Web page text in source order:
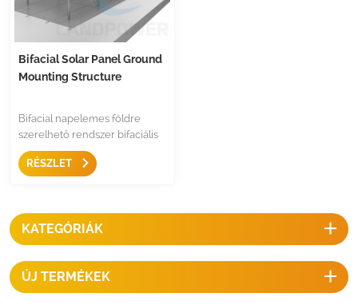
Bifacial Solar Panel Ground
Mounting Structure
Bifacial napelemes földre
szerelhető rendszer bifaciális
napelemek rögzítésére
tervezték, nincs árnyékolás a
bifaciális napelemes PV-
rögzítés tökéletesen lehetővé
teszi a panel teljesítményét
15%-kal a normál napelemes
rögzítési rendszerhez képest.
RÉSZLET
KATEGÓRIÁK
ÚJ TERMÉKEK